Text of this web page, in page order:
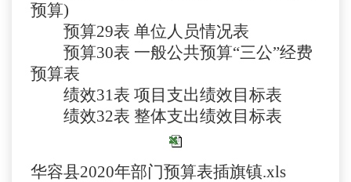
预算)
预算29表 单位人员情况表
预算30表 一般公共预算“三公”经费
预算表
绩效31表 项目支出绩效目标表
绩效32表 整体支出绩效目标表
华容县2020年部门预算表插旗镇.xls